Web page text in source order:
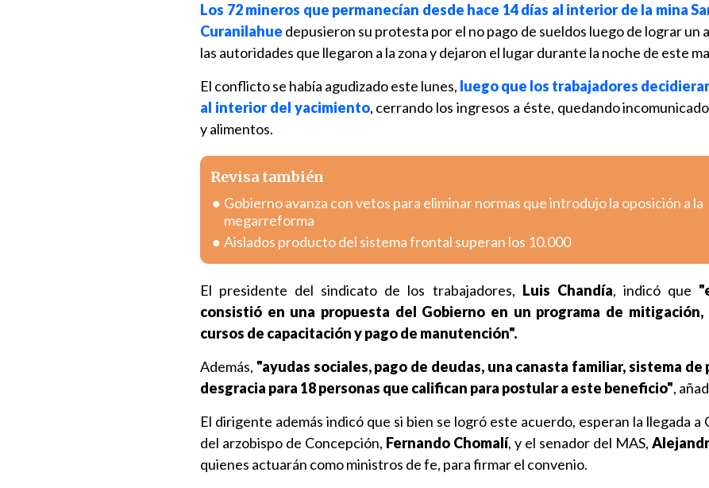
Los 72 mineros que permanecían desde hace 14 días al interior de la mina
Curanilahue depusieron su protesta por el no pago de sueldos luego de lograr un
las autoridades que llegaron a la zona y dejaron el lugar durante la noche de este
El conflicto se había agudizado este lunes, luego que los trabajadores
al interior del yacimiento, cerrando los ingresos a éste, quedando
y alimentos.
Revisa también
Gobierno avanza con vetos para eliminar normas que introdujo la oposición a la
megarreforma
Aislados producto del sistema frontal superan los 10.000
El presidente del sindicato de los trabajadores, Luis Chandía, indicó que
consistió en una propuesta del Gobierno en un programa de mitigación,
cursos de capacitación y pago de manutención".
Además, "ayudas sociales, pago de deudas, una canasta familiar, sistema de
desgracia para 18 personas que califican para postular a este beneficio",
El dirigente además indicó que si bien se logró este acuerdo, esperan la llegada a
del arzobispo de Concepción, Fernando Chomalí, y el senador del MAS,
quienes actuarán como ministros de fe, para firmar el convenio.